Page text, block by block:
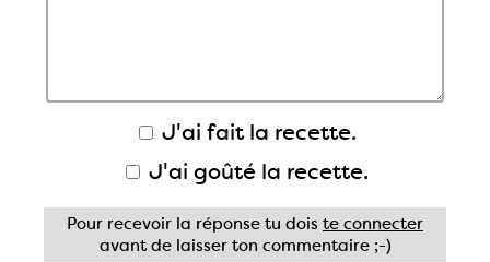
J'ai fait la recette.
J'ai goûté la recette.
Pour recevoir la réponse tu dois te connecter
avant de laisser ton commentaire ;-)